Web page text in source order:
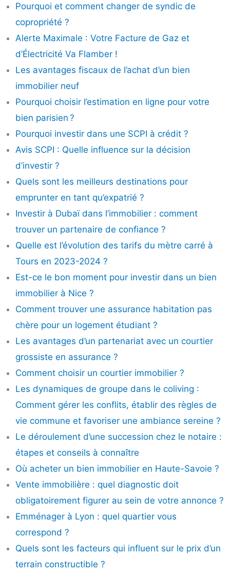
Pourquoi et comment changer de syndic de
copropriété ?
Alerte Maximale : Votre Facture de Gaz et
d’Électricité Va Flamber !
Les avantages fiscaux de l’achat d’un bien
immobilier neuf
Pourquoi choisir l’estimation en ligne pour votre
bien parisien ?
Pourquoi investir dans une SCPI à crédit ?
Avis SCPI : Quelle influence sur la décision
d’investir ?
Quels sont les meilleurs destinations pour
emprunter en tant qu’expatrié ?
Investir à Dubaï dans l’immobilier : comment
trouver un partenaire de confiance ?
Quelle est l’évolution des tarifs du mètre carré à
Tours en 2023-2024 ?
Est-ce le bon moment pour investir dans un bien
immobilier à Nice ?
Comment trouver une assurance habitation pas
chère pour un logement étudiant ?
Les avantages d’un partenariat avec un courtier
grossiste en assurance ?
Comment choisir un courtier immobilier ?
Les dynamiques de groupe dans le coliving :
Comment gérer les conflits, établir des règles de
vie commune et favoriser une ambiance sereine ?
Le déroulement d’une succession chez le notaire :
étapes et conseils à connaître
Où acheter un bien immobilier en Haute-Savoie ?
Vente immobilière : quel diagnostic doit
obligatoirement figurer au sein de votre annonce ?
Emménager à Lyon : quel quartier vous
correspond ?
Quels sont les facteurs qui influent sur le prix d’un
terrain constructible ?